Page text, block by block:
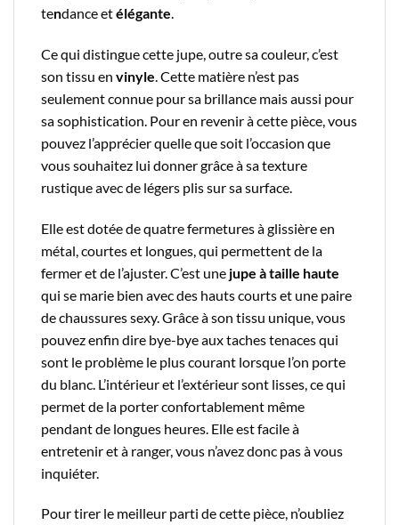
tendance etélégante.
Ce qui distingue cette jupe, outre sa couleur, c’est
son tissu en vinyle . Cette matière n’est pas
seulement connue pour sa brillance mais aussi pour
sa sophistication. Pour en revenir à cette pièce, vous
pouvez l’apprécier quelle que soit l’occasion que
vous souhaitez lui donner grâce à sa texture
rustique avec de légers plis sur sa surface.
Elle est dotée de quatre fermetures à glissière en
métal, courtes et longues, qui permettent de la
fermer et de l’ajuster. C’est une jupe à taille haute
qui se marie bien avec des hauts courts et une paire
de chaussures sexy. Grâce à son tissu unique, vous
pouvez enfin dire bye-bye aux taches tenaces qui
sont le problème le plus courant lorsque l’on porte
du blanc. L’intérieur et l’extérieur sont lisses, ce qui
permet de la porter confortablement même
pendant de longues heures. Elle est facile à
entretenir et à ranger, vous n’avez donc pas à vous
inquiéter.
Pour tirer le meilleur parti de cette pièce, n’oubliez